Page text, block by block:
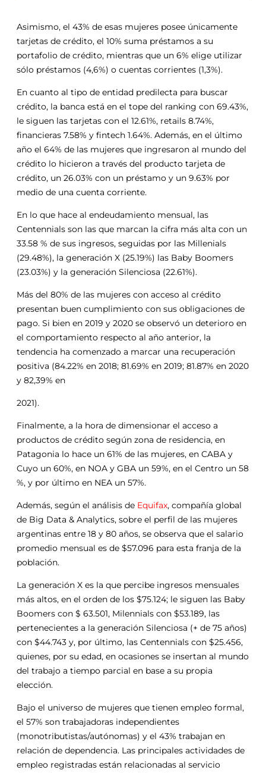
Asimismo, el 43% de esas mujeres posee únicamente
tarjetas de crédito, el 10% suma préstamos a su
portafolio de crédito, mientras que un 6% elige utilizar
sólo préstamos (4,6%) o cuentas corrientes (1,3%).
En cuanto al tipo de entidad predilecta para buscar
crédito, la banca está en el tope del ranking con 69.43%,
le siguen las tarjetas con el 12.61%, retails 8.74%,
financieras 7.58% y fintech 1.64%. Además, en el último
año el 64% de las mujeres que ingresaron al mundo del
crédito lo hicieron a través del producto tarjeta de
crédito, un 26.03% con un préstamo y un 9.63% por
medio de una cuenta corriente.
En lo que hace al endeudamiento mensual, las
Centennials son las que marcan la cifra más alta con un
33.58 % de sus ingresos, seguidas por las Millenials
(29.48%), la generación X (25.19%) las Baby Boomers
(23.03%) y la generación Silenciosa (22.61%).
Más del 80% de las mujeres con acceso al crédito
presentan buen cumplimiento con sus obligaciones de
pago. Si bien en 2019 y 2020 se observó un deterioro en
el comportamiento respecto al año anterior, la
tendencia ha comenzado a marcar una recuperación
positiva (84.22% en 2018; 81.69% en 2019; 81.87% en 2020
y 82,39% en
2021).
Finalmente, a la hora de dimensionar el acceso a
productos de crédito según zona de residencia, en
Patagonia lo hace un 61% de las mujeres, en CABA y
Cuyo un 60%, en NOA y GBA un 59%, en el Centro un 58
%, y por último en NEA un 57%.
Además, según el análisis de Equifax, compañía global
de Big Data & Analytics, sobre el perfil de las mujeres
argentinas entre 18 y 80 años, se observa que el salario
promedio mensual es de $57.096 para esta franja de la
población.
La generación X es la que percibe ingresos mensuales
más altos, en el orden de los $75.124; le siguen las Baby
Boomers con $ 63.501, Milennials con $53.189, las
pertenecientes a la generación Silenciosa (+ de 75 años)
con $44.743 y, por último, las Centennials con $25.456,
quienes, por su edad, en ocasiones se insertan al mundo
del trabajo a tiempo parcial en base a su propia
elección.
Bajo el universo de mujeres que tienen empleo formal,
el 57% son trabajadoras independientes
(monotributistas/autónomas) y el 43% trabajan en
relación de dependencia. Las principales actividades de
empleo registradas están relacionadas al servicio